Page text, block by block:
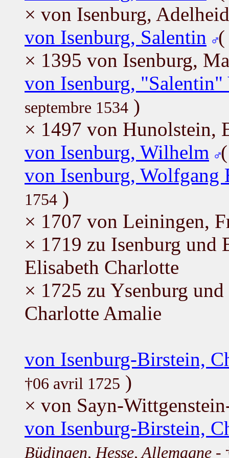
× von Isenburg, Adelheid
von Isenburg, Salentin
× 1395 von Isenburg,
von Isenburg,
septembre 1534 )
× 1497 von Hunolstein,
von Isenburg, Wilhelm
von Isenburg, Wolfgang
1754 )
× 1707 von Leiningen,
× 1719 zu Isenburg
Elisabeth Charlotte
× 1725 zu Ysenburg
Charlotte Amalie
von Isenburg-Birstein,
†06 avril 1725 )
× von Sayn-
von Isenburg-Birstein,
Büdingen, Hesse, Allemagne -